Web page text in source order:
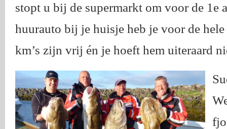
stopt u bij de supermarkt om voor de 1e
huurauto bij je huisje heb je voor de
km’s zijn vrij én je hoeft hem uiteraard